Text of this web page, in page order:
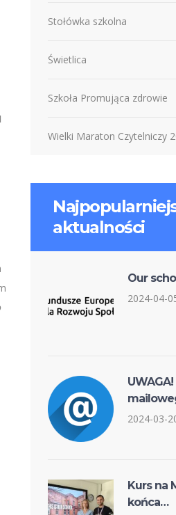
Stołówka szkolna
Świetlica
Szkoła Promująca zdrowie
Wielki Maraton Czytelniczy
aktualności
Our
2024-04-
2024-03-
Kurs na
końca…